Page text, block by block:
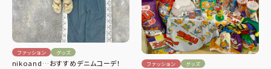
ファッション グッズ
nikoand…おすすめデニムコーデ！ ファッション グッズ